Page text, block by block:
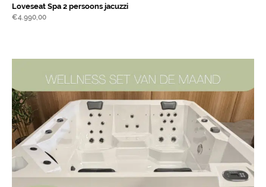
Loveseat Spa 2 persoons jacuzzi
€4.990,00